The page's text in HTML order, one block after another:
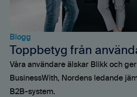
Blogg
Toppbetyg från
Våra användare älskar Blikk och
BusinessWith, Nordens ledande
B2B-system.